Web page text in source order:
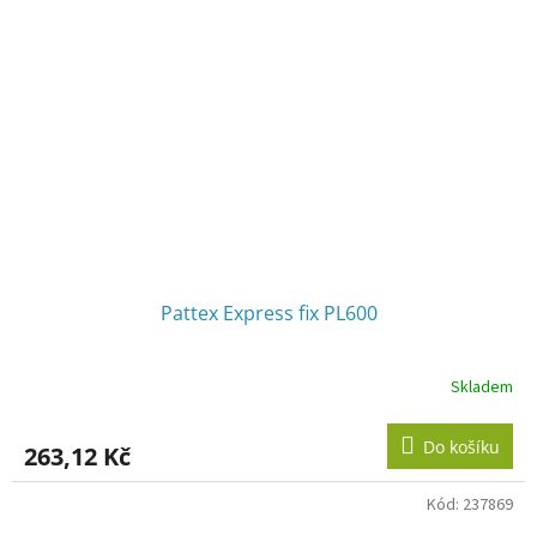
Pattex Express fix PL600
Skladem
263,12 Kč Do košíku
Kód: 237869